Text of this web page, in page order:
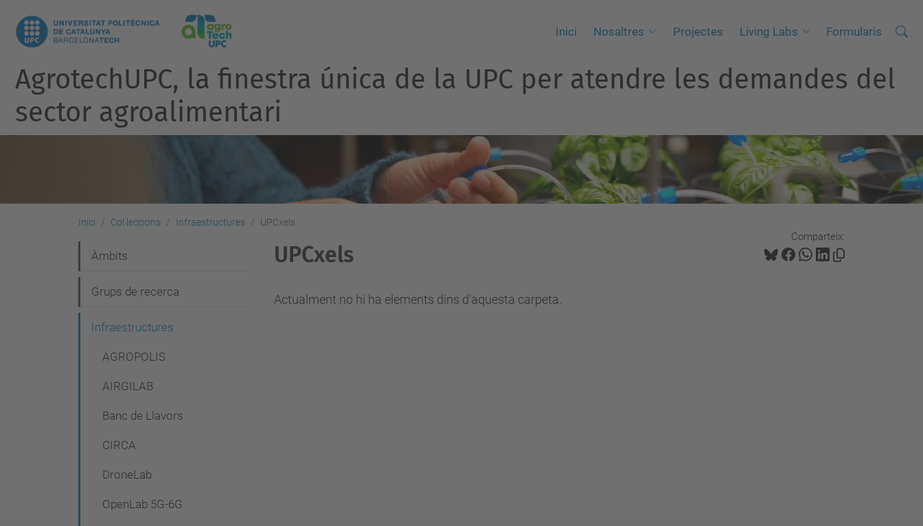
Inici Nosaltres Projectes Living Labs Formularis Cerca
C
r
c
v
n
AgrotechUPC, la finestra única de la UPC per atendre les demandes del
sector agroalimentari
Inici Col·leccions Infraestructures UPCxels
Comparteix:
UPCxels
Actualment no hi ha elements dins d'aquesta carpeta.
a
v
Àmbits
Grups de recerca
Infraestructures
AGROPOLIS
AIRGILAB
Banc de Llavors
CIRCA
DroneLab
OpenLab 5G-6G